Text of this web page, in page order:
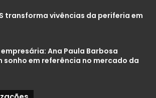
transforma vivências da periferia em
Ana Paula Barbosa
sonho em referência no mercado da